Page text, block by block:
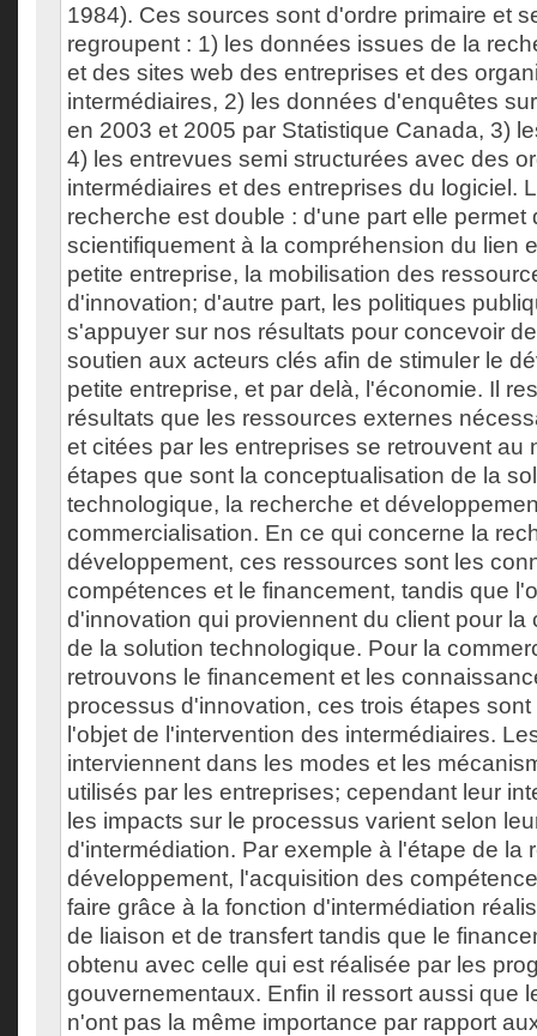
1984). Ces sources sont d'ordre primaire et
regroupent : 1) les données issues de la
et des sites web des entreprises et des
intermédiaires, 2) les données d'enquêtes
en 2003 et 2005 par Statistique Canada, 3)
4) les entrevues semi structurées avec des
intermédiaires et des entreprises du logiciel.
recherche est double : d'une part elle permet
scientifiquement à la compréhension du lien
petite entreprise, la mobilisation des
d'innovation; d'autre part, les politiques
s'appuyer sur nos résultats pour concevoir
soutien aux acteurs clés afin de stimuler le
petite entreprise, et par delà, l'économie. Il
résultats que les ressources externes
et citées par les entreprises se retrouvent au
étapes que sont la conceptualisation de la
technologique, la recherche et
commercialisation. En ce qui concerne la
développement, ces ressources sont les
compétences et le financement, tandis que
d'innovation qui proviennent du client pour la
de la solution technologique. Pour la
retrouvons le financement et les
processus d'innovation, ces trois étapes
l'objet de l'intervention des intermédiaires.
interviennent dans les modes et les
utilisés par les entreprises; cependant leur
les impacts sur le processus varient selon
d'intermédiation. Par exemple à l'étape de la
développement, l'acquisition des
faire grâce à la fonction d'intermédiation
de liaison et de transfert tandis que le
obtenu avec celle qui est réalisée par les
gouvernementaux. Enfin il ressort aussi que
n'ont pas la même importance par rapport